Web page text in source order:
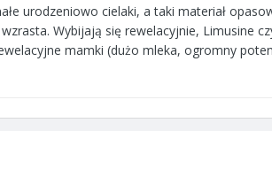
urodzeniowo cielaki, a taki materiał
Wybijają się rewelacyjnie, Limusine
mamki (dużo mleka, ogromny